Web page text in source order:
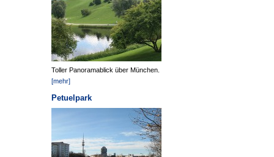
Toller Panoramablick über München.
[mehr]
Petuelpark